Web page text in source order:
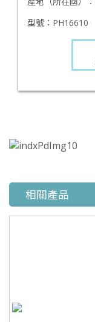
型號： PH16610
相關產品